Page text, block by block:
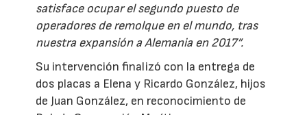
satisface ocupar el segundo puesto de
operadores de remolque en el mundo, tras
nuestra expansión a Alemania en 2017”.
Su intervención finalizó con la entrega de
dos placas a Elena y Ricardo González, hijos
de Juan González, en reconocimiento de